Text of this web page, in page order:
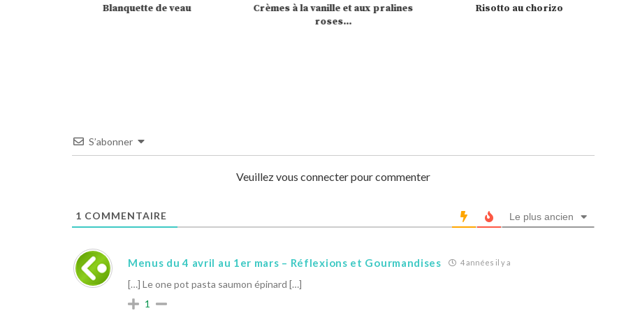
Blanquette de veau
Crèmes à la vanille et aux pralines
roses...
Risotto au chorizo
S’abonner
Veuillez vous connecter pour commenter
1 COMMENTAIRE Le plus ancien
Menus du 4 avril au 1er mars – Réflexions et Gourmandises 4 années il y a
[…] Le one pot pasta saumon épinard […]
1